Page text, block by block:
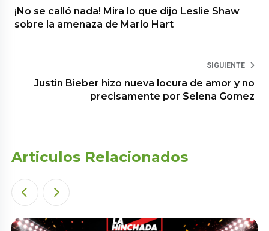
¡No se calló nada! Mira lo que dijo Leslie Shaw
sobre la amenaza de Mario Hart
SIGUIENTE
Justin Bieber hizo nueva locura de amor y no
precisamente por Selena Gomez
Articulos Relacionados